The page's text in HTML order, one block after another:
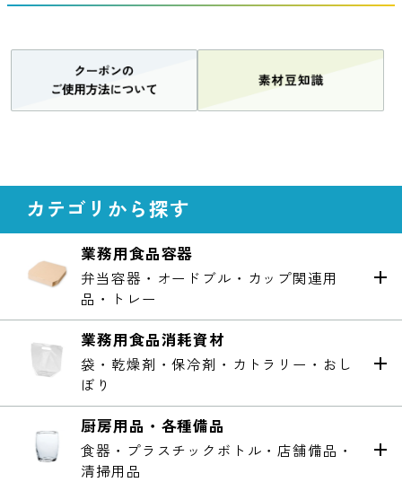
カテゴリから探す
業務用食品容器
弁当容器・オードブル・カップ関連用
品・トレー
業務用食品消耗資材
袋・乾燥剤・保冷剤・カトラリー・おし
ぼり
厨房用品・各種備品
食器・プラスチックボトル・店舗備品・
清掃用品